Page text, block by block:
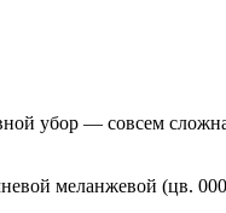
убор — совсем
меланжевой (цв.